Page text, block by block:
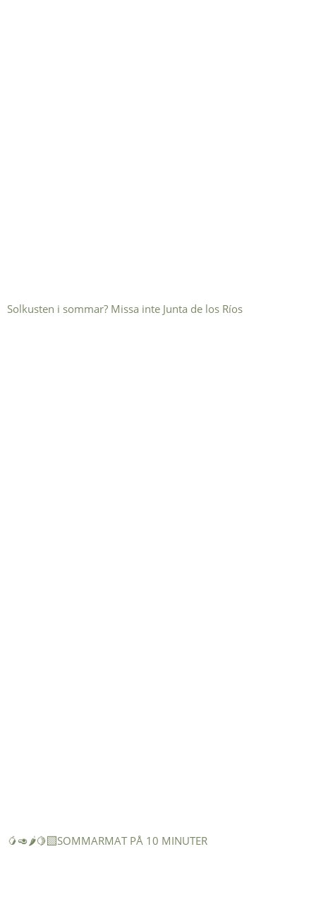
Solkusten i sommar? Missa inte Junta de los Ríos
🥭🥑🌶️🍋‍🟩SOMMARMAT PÅ 10 MINUTER